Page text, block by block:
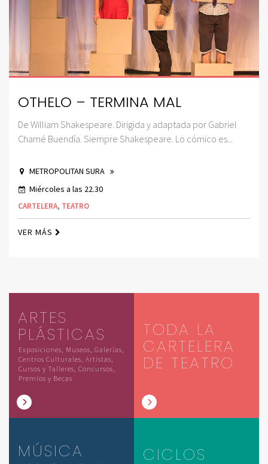
OTHELO – TERMINA MAL
De William Shakespeare. Dirigida y adaptada por Gabriel
Chamé Buendía. Siempre Shakespeare. Lo cómico es...
METROPOLITAN SURA
Miércoles a las 22.30
CARTELERA, TEATRO
VER MÁS
ARTES
PLÁSTICAS
Exposiciones, Museos, Galerías,
Centros Culturales, Artistas,
Cursos y Talleres, Concursos,
Premios y Becas
TODA LA
CARTELERA
DE TEATRO
MÚSICA CICLOS